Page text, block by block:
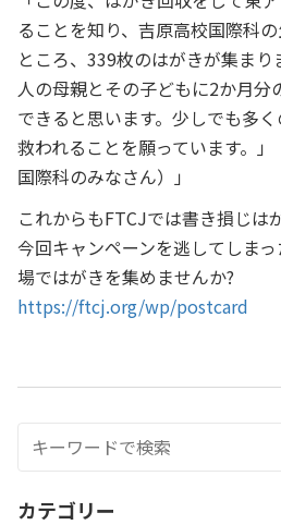
ることを知り、吉原高校国際科
ところ、339枚のはがきが集ま
人の母親とその子どもに2か月分
できると思います。少しでも多
救われることを願っています。
国際科のみなさん）」
これからもFTCJでは書き損じは
今回キャンペーンを逃してしま
場ではがきを集めませんか?
https://ftcj.org/wp/postcard
カテゴリー